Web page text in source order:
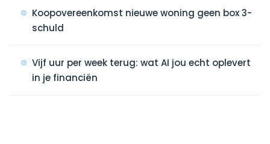
Koopovereenkomst nieuwe woning geen box 3-
schuld
Vijf uur per week terug: wat AI jou echt oplevert
in je financiën